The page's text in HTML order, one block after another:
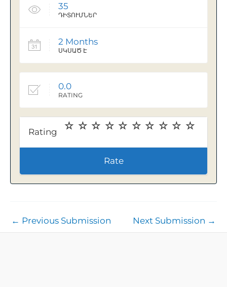
35
ԴԻՏՈՒՄՆԵՐ
2 Months
ՍԿՍԱԾ Է
0.0
RATING
Rating
Rate
← Previous Submission Next Submission →